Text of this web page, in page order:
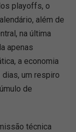
playoffs, o
além de
na última
apenas
a economia
um respiro
de
técnica